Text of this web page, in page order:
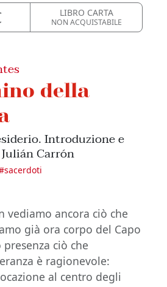
LIBRO CARTA
NON ACQUISTABILE
della
Introduzione e
Carrón
sacerdoti
vediamo ancora ciò che
già ora corpo del Capo
ciò che
è ragionevole:
al centro degli